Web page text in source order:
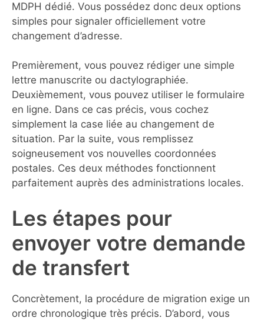
MDPH dédié. Vous possédez donc deux options
simples pour signaler officiellement votre
changement d’adresse.
Premièrement, vous pouvez rédiger une simple
lettre manuscrite ou dactylographiée.
Deuxièmement, vous pouvez utiliser le formulaire
en ligne. Dans ce cas précis, vous cochez
simplement la case liée au changement de
situation. Par la suite, vous remplissez
soigneusement vos nouvelles coordonnées
postales. Ces deux méthodes fonctionnent
parfaitement auprès des administrations locales.
Les étapes pour
envoyer votre demande
de transfert
Concrètement, la procédure de migration exige un
ordre chronologique très précis. D’abord, vous